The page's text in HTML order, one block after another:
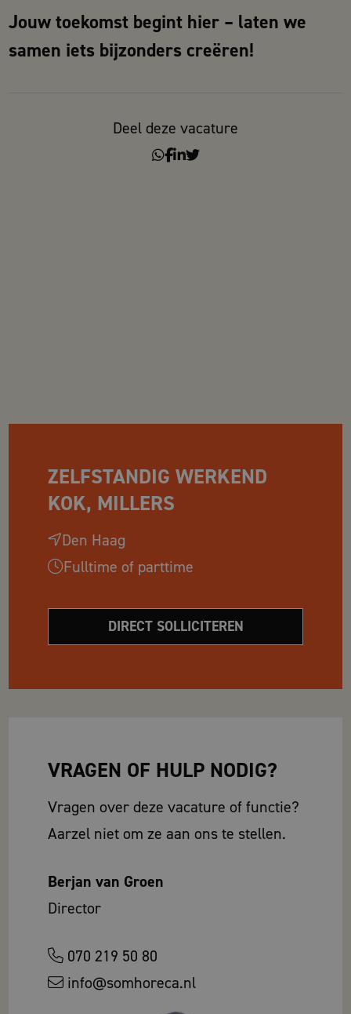
Jouw toekomst begint hier – laten we
samen iets bijzonders creëren!
Deel deze vacature
ZELFSTANDIG WERKEND
KOK, MILLERS
Den Haag
Fulltime of parttime
DIRECT SOLLICITEREN
VRAGEN OF HULP NODIG?
Vragen over deze vacature of functie?
Aarzel niet om ze aan ons te stellen.
Berjan van Groen
Director
070 219 50 80
info@somhoreca.nl